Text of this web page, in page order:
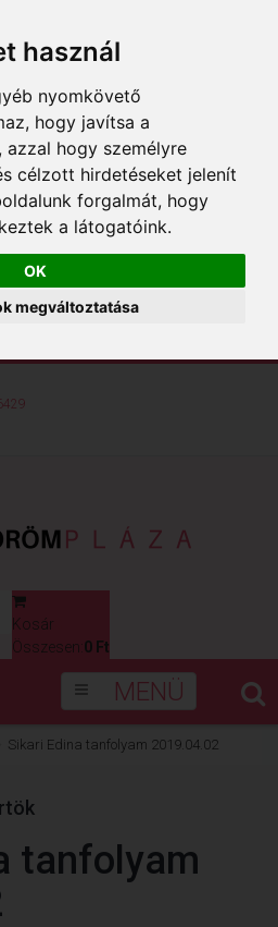
használ
nyomkövető
hogy javítsa a
azzal hogy személyre
célzott hirdetéseket jelenít
forgalmát, hogy
a látogatóink.
OK
megváltoztatása
Kosár
Összesen: 0 Ft
MENÜ
Sikari Edina tanfolyam 2019.04.02
tanfolyam